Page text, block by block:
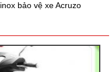
bảo vệ xe Acruzo